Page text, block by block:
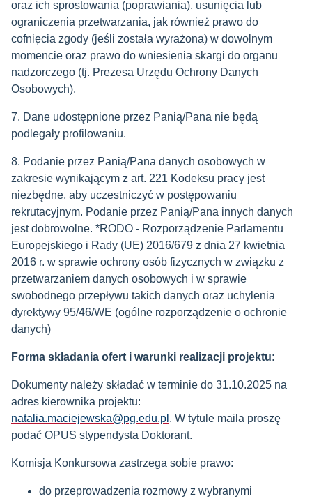
oraz ich sprostowania (poprawiania), usunięcia lub
ograniczenia przetwarzania, jak również prawo do
cofnięcia zgody (jeśli została wyrażona) w dowolnym
momencie oraz prawo do wniesienia skargi do organu
nadzorczego (tj. Prezesa Urzędu Ochrony Danych
Osobowych).
7. Dane udostępnione przez Panią/Pana nie będą
podlegały profilowaniu.
8. Podanie przez Panią/Pana danych osobowych w
zakresie wynikającym z art. 221 Kodeksu pracy jest
niezbędne, aby uczestniczyć w postępowaniu
rekrutacyjnym. Podanie przez Panią/Pana innych danych
jest dobrowolne. *RODO - Rozporządzenie Parlamentu
Europejskiego i Rady (UE) 2016/679 z dnia 27 kwietnia
2016 r. w sprawie ochrony osób fizycznych w związku z
przetwarzaniem danych osobowych i w sprawie
swobodnego przepływu takich danych oraz uchylenia
dyrektywy 95/46/WE (ogólne rozporządzenie o ochronie
danych)
Forma składania ofert i warunki realizacji projektu:
Dokumenty należy składać w terminie do 31.10.2025 na
adres kierownika projektu:
natalia.maciejewska@pg.edu.pl . W tytule maila proszę
podać OPUS stypendysta Doktorant.
Komisja Konkursowa zastrzega sobie prawo:
do przeprowadzenia rozmowy z wybranymi